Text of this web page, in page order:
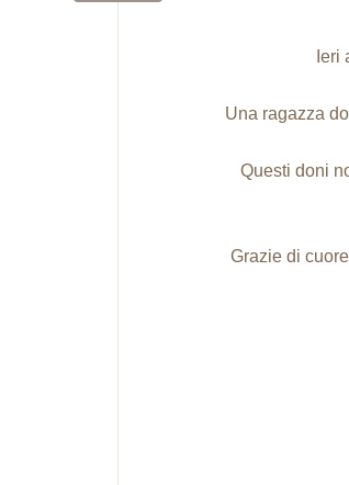
Ieri
Una ragazza
Questi doni
Grazie di